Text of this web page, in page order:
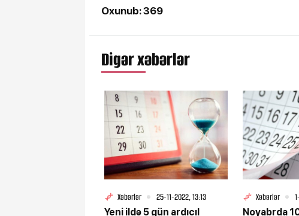
Oxunub: 369
Digər xəbərlər
Xəbərlər
25-11-2022, 13:13
Yeni ildə 5 gün ardıcıl
Xəbərlər
Noyabrda